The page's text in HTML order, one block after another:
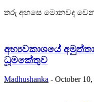
තරු අහසෙ මොනවද
අභ්‍යවකාශයේ අමුත්තා:
ධූමකේතුව
Madhushanka - October